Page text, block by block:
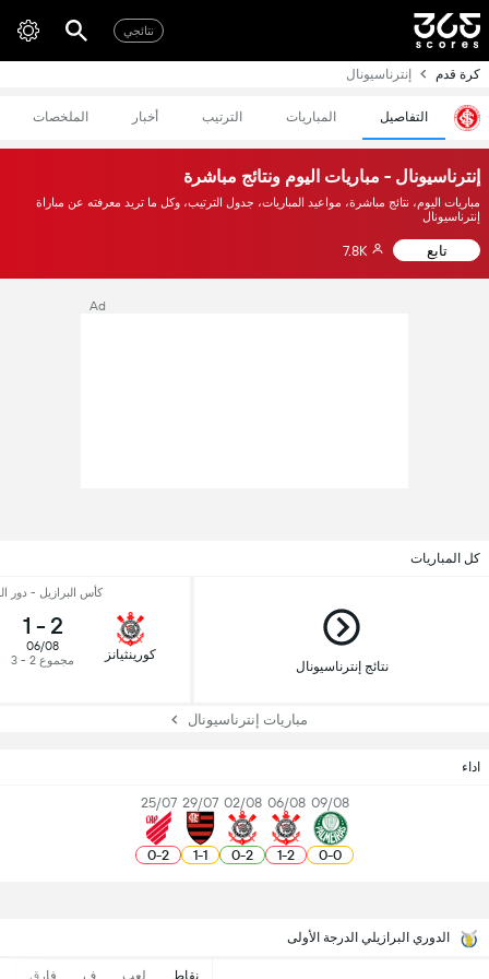
نتائجي
كرة قدم إنترناسيونال
التفاصيل المباريات الترتيب أخبار الملخصات
إنترناسيونال - مباريات اليوم ونتائج مباشرة
مباريات اليوم، نتائج مباشرة، مواعيد المباريات، جدول الترتيب، وكل ما تريد معرفته عن مباراة
إنترناسيونال
تابع 7.8K
Ad
كل المباريات
نتائج إنترناسيونال
كأس البرازيل - دور الـ
كورينثيانز
2
-
1
06/08
مجموع 2 - 3
مباريات إنترناسيونال
اداء
09/08
0
-
0
06/08
2
-
1
02/08
2
-
0
29/07
1
-
1
25/07
2
-
0
الدوري البرازيلي الدرجة الأولى
نقاط لعب ف فارق